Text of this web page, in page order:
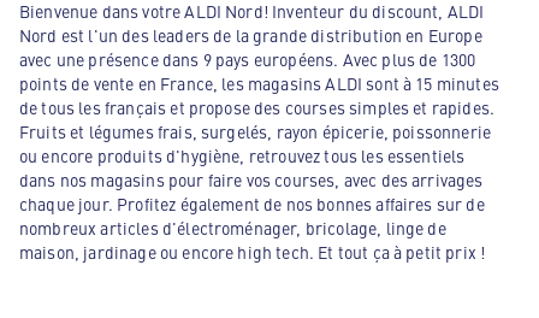
Bienvenue dans votre ALDI Nord! Inventeur du discount, ALDI
Nord est l'un des leaders de la grande distribution en Europe
avec une présence dans 9 pays européens. Avec plus de 1300
points de vente en France, les magasins ALDI sont à 15 minutes
de tous les français et propose des courses simples et rapides.
Fruits et légumes frais, surgelés, rayon épicerie, poissonnerie
ou encore produits d'hygiène, retrouvez tous les essentiels
dans nos magasins pour faire vos courses, avec des arrivages
chaque jour. Profitez également de nos bonnes affaires sur de
nombreux articles d'électroménager, bricolage, linge de
maison, jardinage ou encore high tech. Et tout ça à petit prix !